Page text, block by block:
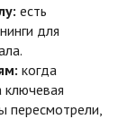
есть
для
когда
пересмотрели,